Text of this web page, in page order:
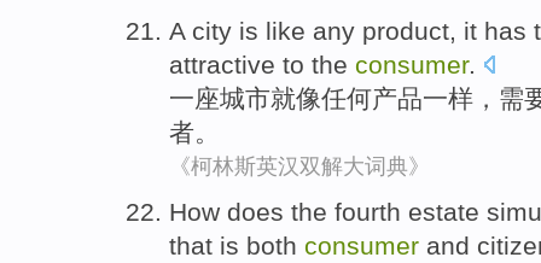
A city is like any product, it has
attractive to the consumer.
一座城市就像任何产品一样， 需
者。
《柯林斯英汉双解大词典》
How does the fourth estate
that is both consumer and